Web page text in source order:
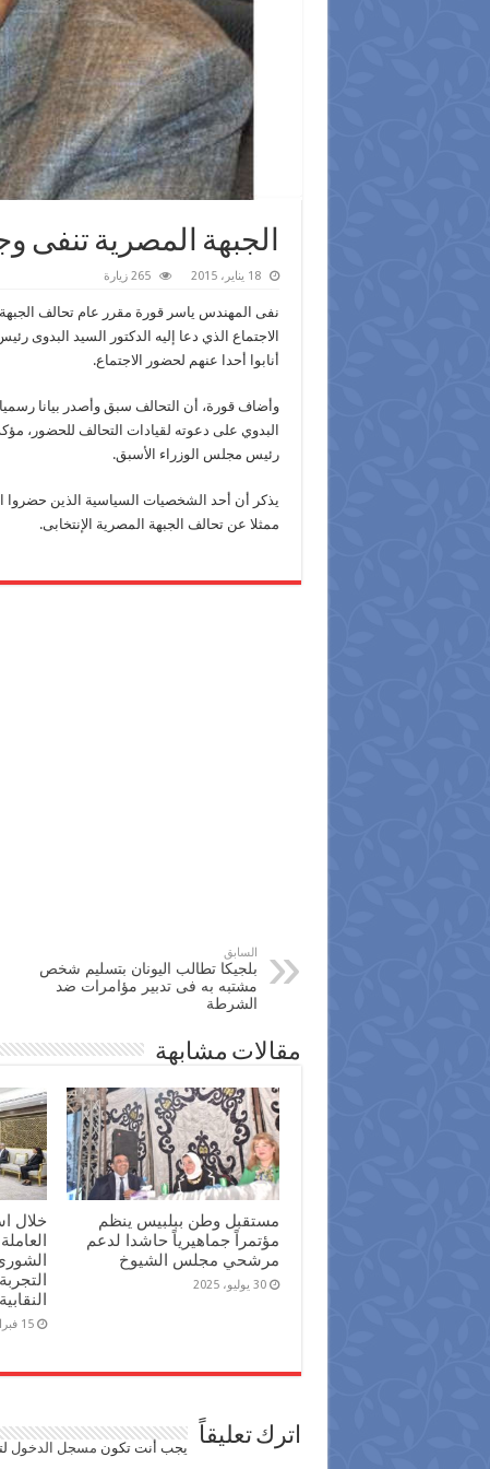
الجبهة المصرية تنفى
18 يناير، 2015 265 زيارة
نفى المهندس ياسر قورة مقرر عام تحالف
الاجتماع الذي دعا إليه الدكتور السيد البدوى
أنابوا أحدا عنهم لحضور الاجتماع.
وأضاف قورة، أن التحالف سبق وأصدر بيانا
البدوي على دعوته لقيادات التحالف للحضور،
رئيس مجلس الوزراء الأسبق.
يذكر أن أحد الشخصيات السياسية الذين حضروا
ممثلا عن تحالف الجبهة المصرية الإنتخابى.
السابق
بلجيكا تطالب اليونان بتسليم شخص
مشتبه به فى تدبير مؤامرات ضد
الشرطة
مقالات مشابهة
مستقبل وطن ببلبيس ينظم
مؤتمراً جماهيرياً حاشدا لدعم
مرشحي مجلس الشيوخ
30 يوليو، 2025
خلال
15 فبراير، 2024
اترك تعليقاً يجب أنت تكون مسجل الدخول